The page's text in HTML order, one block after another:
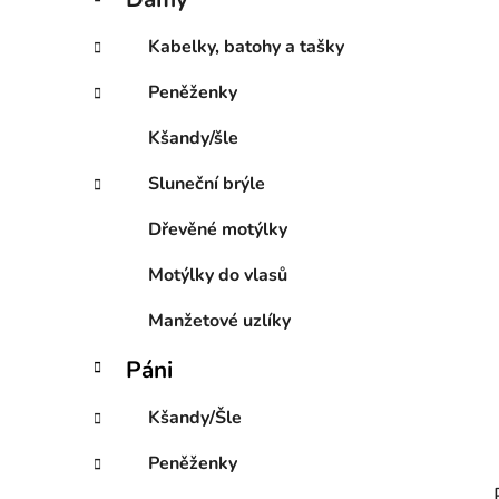
p
a
e
e
o
i
Kabelky, batohy a tašky
Peněženky
Kšandy/šle
Sluneční brýle
Dřevěné motýlky
Motýlky do vlasů
Manžetové uzlíky
Páni
Kšandy/Šle
Peněženky